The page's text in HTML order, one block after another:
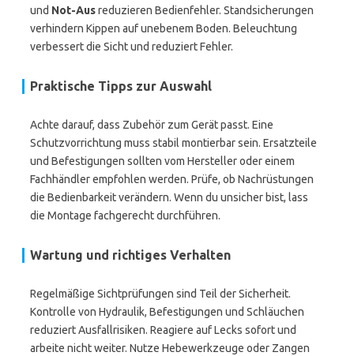
und Not-Ausreduzieren Bedienfehler. Standsicherungen
verhindern Kippen auf unebenem Boden. Beleuchtung
verbessert die Sicht und reduziert Fehler.
Praktische Tipps zur Auswahl
Achte darauf, dass Zubehör zum Gerät passt. Eine
Schutzvorrichtung muss stabil montierbar sein. Ersatzteile
und Befestigungen sollten vom Hersteller oder einem
Fachhändler empfohlen werden. Prüfe, ob Nachrüstungen
die Bedienbarkeit verändern. Wenn du unsicher bist, lass
die Montage fachgerecht durchführen.
Wartung und richtiges Verhalten
Regelmäßige Sichtprüfungen sind Teil der Sicherheit.
Kontrolle von Hydraulik, Befestigungen und Schläuchen
reduziert Ausfallrisiken. Reagiere auf Lecks sofort und
arbeite nicht weiter. Nutze Hebewerkzeuge oder Zangen